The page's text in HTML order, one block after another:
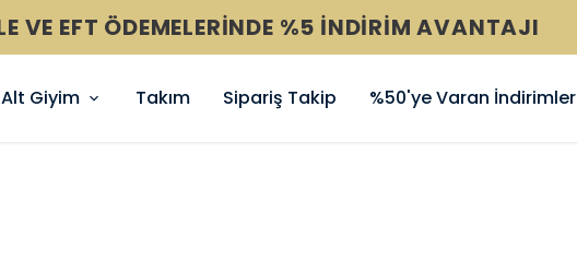
2000 TL ÜZERİ ÜCRETSİZ KARGO
Alt Giyim Takım Sipariş Takip %50'ye Varan İndirimler